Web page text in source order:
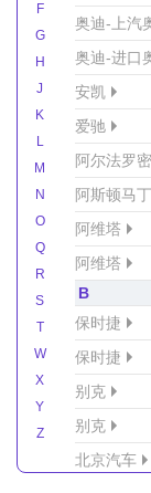
F
G
H
J
K
L
M
N
O
Q
R
S
T
W
X
Y
Z
奥迪-上汽
奥迪-进口
安凯
爱驰
阿尔法罗
阿斯顿马丁
阿维塔
阿维塔
B
保时捷
保时捷
别克
别克
北京汽车